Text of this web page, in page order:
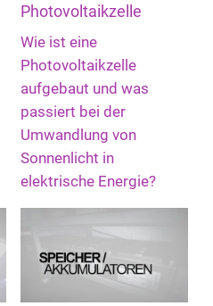
Photovoltaikzelle
Wie ist eine
Photovoltaikzelle
aufgebaut und was
passiert bei der
Umwandlung von
Sonnenlicht in
elektrische Energie?